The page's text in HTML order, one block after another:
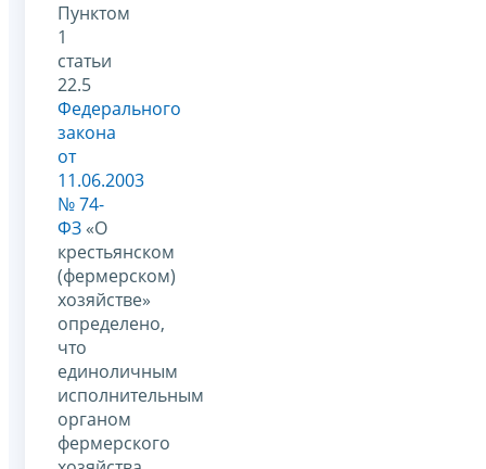
Пунктом
1
статьи
22.5
Федерального
закона
от
11.06.2003
№ 74-
ФЗ «О
крестьянском
(фермерском)
хозяйстве»
определено,
что
единоличным
исполнительным
органом
фермерского